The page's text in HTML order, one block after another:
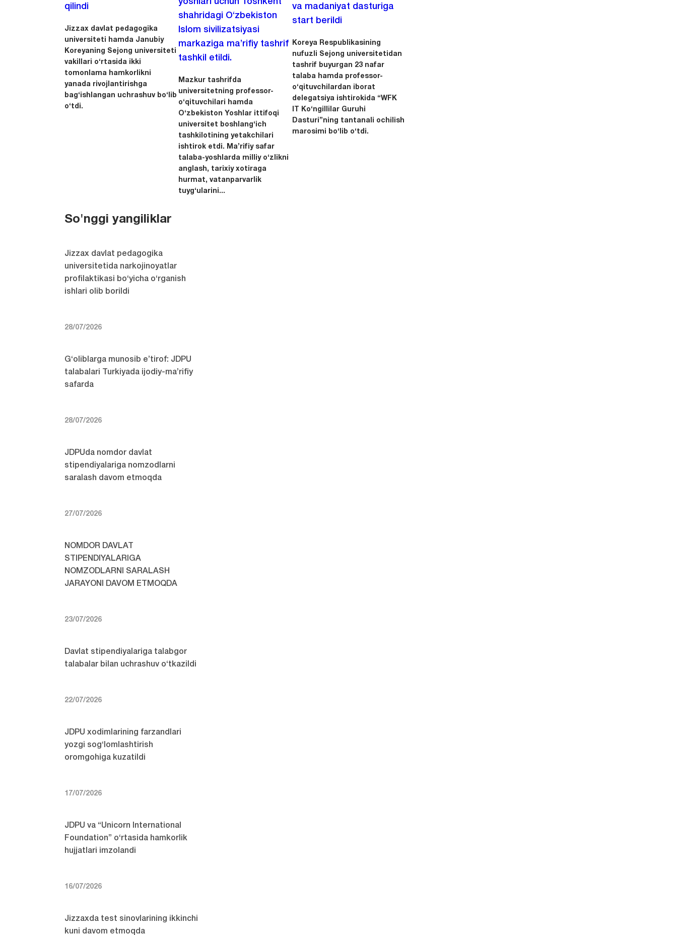
qilindi
Jizzax davlat pedagogika
universiteti hamda Janubiy
Koreyaning Sejong universiteti
vakillari o‘rtasida ikki
tomonlama hamkorlikni
yanada rivojlantirishga
bag‘ishlangan uchrashuv bo‘lib
o‘tdi.
yoshlari uchun Toshkent
shahridagi O‘zbekiston
Islom sivilizatsiyasi
markaziga ma’rifiy tashrif
tashkil etildi.
Mazkur tashrifda
universitetning professor-
o‘qituvchilari hamda
O‘zbekiston Yoshlar ittifoqi
universitet boshlang‘ich
tashkilotining yetakchilari
ishtirok etdi. Ma’rifiy safar
talaba-yoshlarda milliy o‘zlikni
anglash, tarixiy xotiraga
hurmat, vatanparvarlik
tuyg‘ularini...
va madaniyat dasturiga
start berildi
Koreya Respublikasining
nufuzli Sejong universitetidan
tashrif buyurgan 23 nafar
talaba hamda professor-
o‘qituvchilardan iborat
delegatsiya ishtirokida “WFK
IT Ko‘ngillilar Guruhi
Dasturi”ning tantanali ochilish
marosimi bo‘lib o‘tdi.
So'nggi yangiliklar
Jizzax davlat pedagogika
universitetida narkojinoyatlar
profilaktikasi bo‘yicha o‘rganish
ishlari olib borildi
28/07/2026
G‘oliblarga munosib e’tirof: JDPU
talabalari Turkiyada ijodiy-ma’rifiy
safarda
28/07/2026
JDPUda nomdor davlat
stipendiyalariga nomzodlarni
saralash davom etmoqda
27/07/2026
NOMDOR DAVLAT
STIPENDIYALARIGA
NOMZODLARNI SARALASH
JARAYONI DAVOM ETMOQDA
23/07/2026
Davlat stipendiyalariga talabgor
talabalar bilan uchrashuv o‘tkazildi
22/07/2026
JDPU xodimlarining farzandlari
yozgi sog‘lomlashtirish
oromgohiga kuzatildi
17/07/2026
JDPU va “Unicorn International
Foundation” o‘rtasida hamkorlik
hujjatlari imzolandi
16/07/2026
Jizzaxda test sinovlarining ikkinchi
kuni davom etmoqda